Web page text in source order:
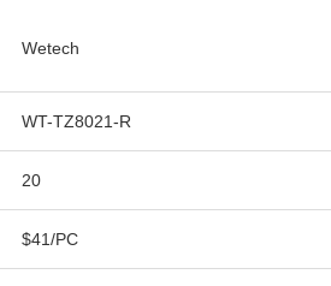
Wetech
WT-TZ8021-R
20
$41/PC